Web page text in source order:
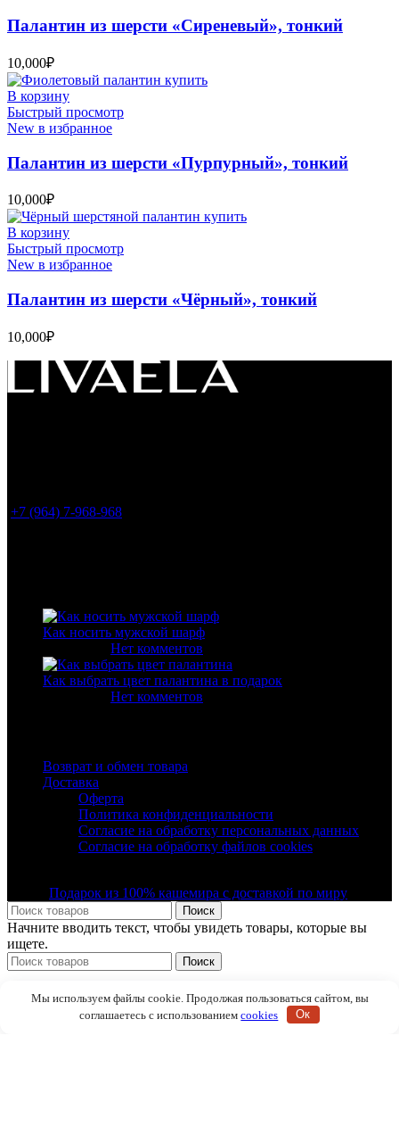
Палантин из шерсти «Сиреневый», тонкий
10,000₽
В корзину
Быстрый просмотр
New в избранное
Палантин из шерсти «Пурпурный», тонкий
10,000₽
В корзину
Быстрый просмотр
New в избранное
Палантин из шерсти «Чёрный», тонкий
10,000₽
+7 (964) 7-968-968
Как носить мужской шарф
Нет комментов
Как выбрать цвет палантина в подарок
Нет комментов
Возврат и обмен товара
Доставка
Оферта
Политика конфиденциальности
Согласие на обработку персональных данных
Согласие на обработку файлов cookies
Подарок из 100% кашемира с доставкой по миру
Поиск
Начните вводить текст, чтобы увидеть товары, которые вы
ищете.
Поиск
Украшения
Мы используем файлы cookie. Продолжая пользоваться сайтом, вы
соглашаетесь с использованиемcookies Ок